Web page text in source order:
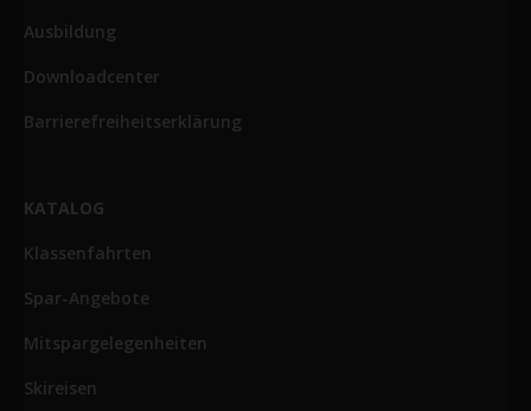
Ausbildung
Downloadcenter
Barrierefreiheitserklärung
KATALOG
Klassenfahrten
Spar-Angebote
Mitspargelegenheiten
Skireisen